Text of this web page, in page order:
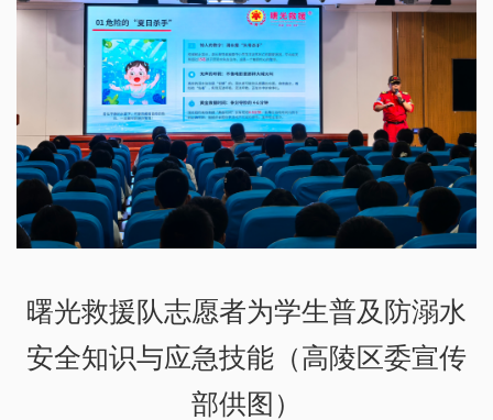
曙光救援队志愿者为学生普及防溺水
安全知识与应急技能（高陵区委宣传
部供图）